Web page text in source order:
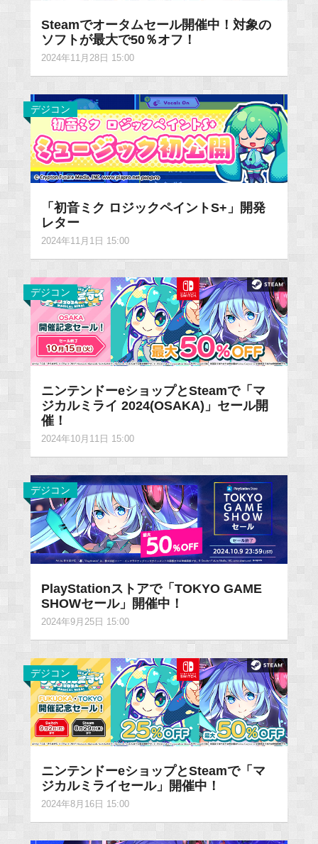
Steamでオータムセール開催中！対象の
ソフトが最大で50％オフ！
2024年11月28日 15:00
デジコン
「初音ミク ロジックペイントS+」開発
レター
2024年11月1日 15:00
デジコン
ニンテンドーeショップとSteamで「マ
ジカルミライ 2024(OSAKA)」セール開
催！
2024年10月11日 15:00
デジコン
PlayStationストアで「TOKYO GAME
SHOWセール」開催中！
2024年9月25日 15:00
デジコン
ニンテンドーeショップとSteamで「マ
ジカルミライセール」開催中！
2024年8月16日 15:00